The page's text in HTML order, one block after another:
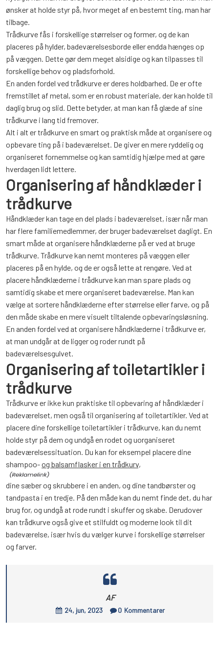
ønsker at holde styr på, hvor meget af en bestemt ting, man har
tilbage.
Trådkurve fås i forskellige størrelser og former, og de kan
placeres på hylder, badeværelsesborde eller endda hænges op
på væggen. Dette gør dem meget alsidige og kan tilpasses til
forskellige behov og pladsforhold.
En anden fordel ved trådkurve er deres holdbarhed. De er ofte
fremstillet af metal, som er en robust materiale, der kan holde til
daglig brug og slid. Dette betyder, at man kan få glæde af sine
trådkurve i lang tid fremover.
Alt i alt er trådkurve en smart og praktisk måde at organisere og
opbevare ting på i badeværelset. De giver en mere ryddelig og
organiseret fornemmelse og kan samtidig hjælpe med at gøre
hverdagen lidt lettere.
Organisering af håndklæder i
trådkurve
Håndklæder kan tage en del plads i badeværelset, især når man
har flere familiemedlemmer, der bruger badeværelset dagligt. En
smart måde at organisere håndklæderne på er ved at bruge
trådkurve. Trådkurve kan nemt monteres på væggen eller
placeres på en hylde, og de er også lette at rengøre. Ved at
placere håndklæderne i trådkurve kan man spare plads og
samtidig skabe et mere organiseret badeværelse. Man kan
vælge at sortere håndklæderne efter størrelse eller farve, og på
den måde skabe en mere visuelt tiltalende opbevaringsløsning.
En anden fordel ved at organisere håndklæderne i trådkurve er,
at man undgår at de ligger og roder rundt på
badeværelsesgulvet.
Organisering af toiletartikler i
trådkurve
Trådkurve er ikke kun praktiske til opbevaring af håndklæder i
badeværelset, men også til organisering af toiletartikler. Ved at
placere dine forskellige toiletartikler i trådkurve, kan du nemt
holde styr på dem og undgå en rodet og uorganiseret
badeværelsessituation. Du kan for eksempel placere dine
shampoo-og balsamflasker i en trådkurv,
dine sæber og skrubbere i en anden, og dine tandbørster og
tandpasta i en tredje. På den måde kan du nemt finde det, du har
brug for, og undgå at rode rundt i skuffer og skabe. Derudover
kan trådkurve også give et stilfuldt og moderne look til dit
badeværelse, især hvis du vælger kurve i forskellige størrelser
og farver.
AF
24, jun, 2023 0 Kommentarer